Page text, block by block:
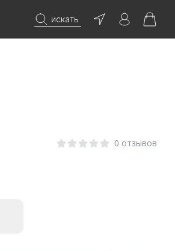
искать
0 отзывов